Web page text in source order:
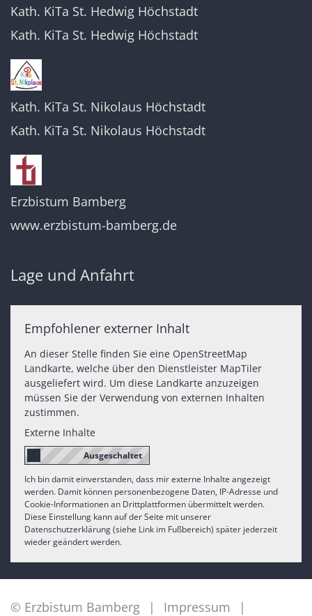
Kath. KiTa St. Hedwig Höchstadt
Kath. KiTa St. Hedwig Höchstadt
Kath. KiTa St. Nikolaus Höchstadt
Kath. KiTa St. Nikolaus Höchstadt
Erzbistum Bamberg
www.erzbistum-bamberg.de
Lage und Anfahrt
Empfohlener externer Inhalt
An dieser Stelle finden Sie eine OpenStreetMap
Landkarte, welche über den Dienstleister MapTiler
ausgeliefert wird. Um diese Landkarte anzuzeigen
müssen Sie der Verwendung von externen Inhalten
zustimmen.
Externe Inhalte
Ich bin damit einverstanden, dass mir externe Inhalte angezeigt
werden. Damit können personenbezogene Daten, IP-Adresse und
Cookie-Informationen an Drittplattformen übermittelt werden.
Diese Einstellung kann auf der Seite mit unserer
Datenschutzerklärung (siehe Link im Fußbereich) später jederzeit
wieder geändert werden.
© Erzbistum Bamberg
Impressum